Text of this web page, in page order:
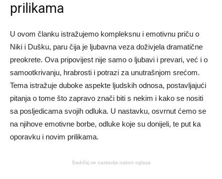
prilikama
U ovom članku istražujemo kompleksnu i emotivnu priču o
Niki i Dušku, paru čija je ljubavna veza doživjela dramatične
preokrete. Ova pripovijest nije samo o ljubavi i prevari, već i o
samootkrivanju, hrabrosti i potrazi za unutrašnjom srećom.
Tema istražuje duboke aspekte ljudskih odnosa, postavljajući
pitanja o tome što zapravo znači biti s nekim i kako se nositi
sa posljedicama svojih odluka. U nastavku, osvrnut ćemo se
na njihove emotivne borbe, odluke koje su donijeli, te put ka
oporavku i novim prilikama.
Sadržaj se nastavlja nakon oglasa